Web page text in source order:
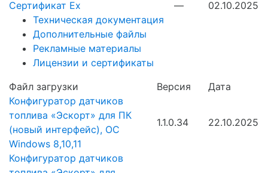
Сертификат Ex
—
02.10.2025
Техническая документация
Дополнительные файлы
Рекламные материалы
Лицензии и сертификаты
Файл загрузки
Версия
Дата
Конфигуратор датчиков
топлива «Эскорт» для ПК
(новый интерфейс), ОС
Windows 8,10,11
1.1.0.34 22.10.2025
Конфигуратор датчиков